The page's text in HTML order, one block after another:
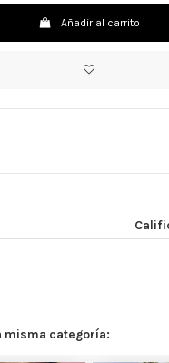
Añadir al carrito
misma categoría: